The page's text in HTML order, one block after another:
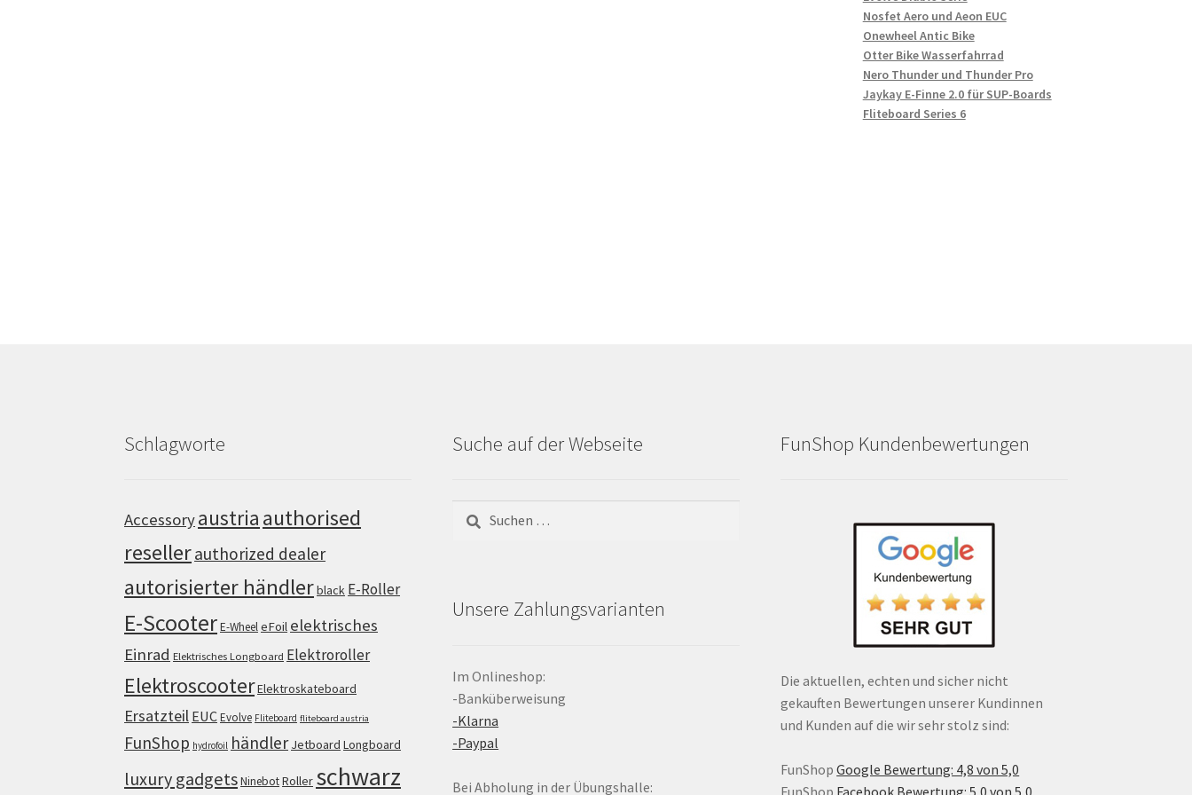
Nosfet Aero und Aeon EUC
Onewheel Antic Bike
Otter Bike Wasserfahrrad
Nero Thunder und Thunder Pro
Jaykay E-Finne 2.0 für SUP-Boards
Fliteboard Series 6
Schlagworte
Accessoryaustria authorised
resellerauthorized dealer
autorisierter händlerblack E-Roller
E-ScooterE-WheeleFoil elektrisches
Einrad Elektrisches Longboard Elektroroller
ElektroscooterElektroskateboard
Ersatzteil EUCEvolve Fliteboard fliteboard austria
FunShop hydrofoil händler Jetboard Longboard
luxury gadgetsNinebotRoller schwarz
Suche auf der Webseite
nach:
Unsere Zahlungsvarianten
Im Onlineshop:
-Banküberweisung
-Klarna
-Paypal
Bei Abholung in der Übungshalle:
FunShop Kundenbewertungen
Die aktuellen, echten und sicher nicht
gekauften Bewertungen unserer Kundinnen
und Kunden auf die wir sehr stolz sind:
FunShop Google Bewertung: 4,8 von 5,0
FunShop Facebook Bewertung: 5,0 von 5,0